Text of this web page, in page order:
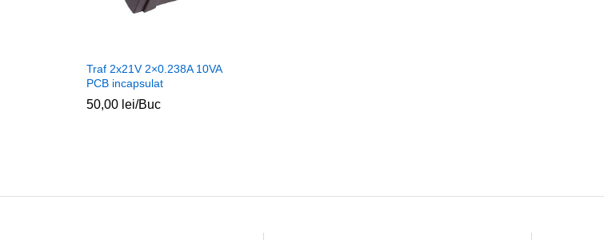
Traf 2x21V 2×0.238A 10VA
PCB incapsulat
50,00 lei/Buc